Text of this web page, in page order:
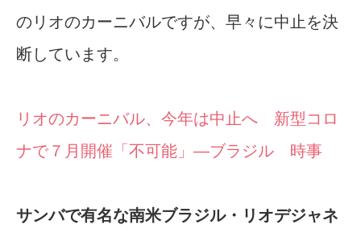
のリオのカーニバルですが、早々に中止を決
断しています。
リオのカーニバル、今年は中止へ 新型コロ
ナで７月開催「不可能」―ブラジル 時事
サンバで有名な南米ブラジル・リオデジャネ